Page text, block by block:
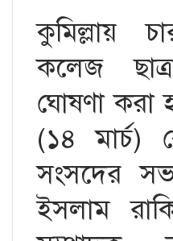
কুমিল্লায়
কলেজ
ঘোষণা করা
(১৪ মার্চ)
সংসদের
ইসলাম